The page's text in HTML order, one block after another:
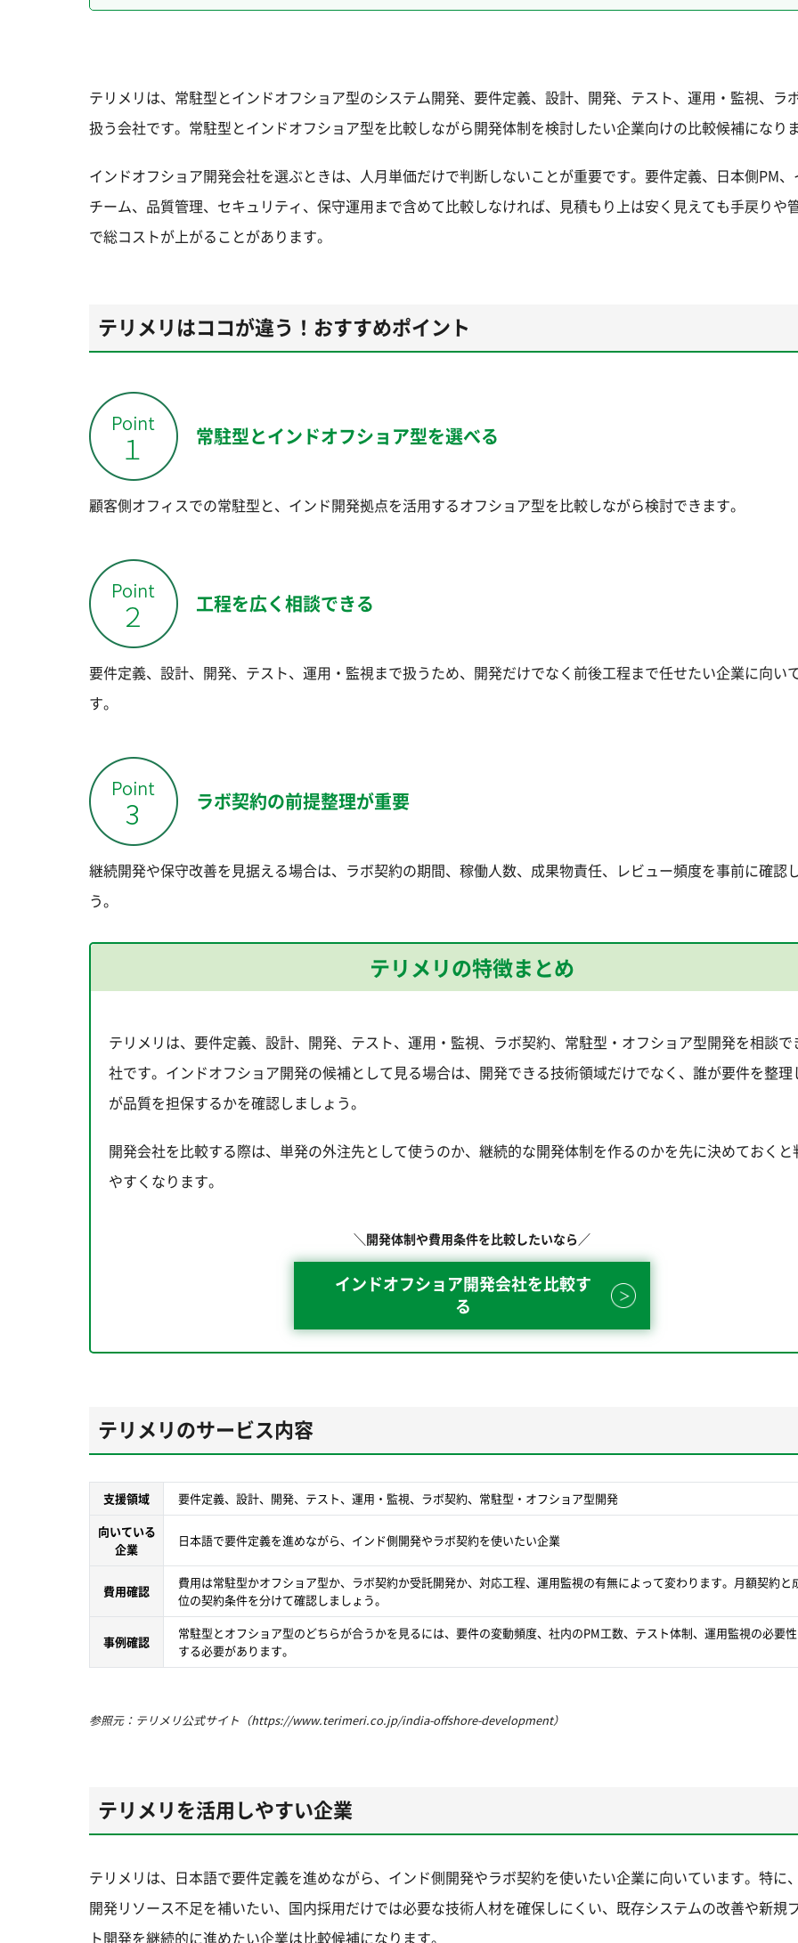
テリメリは、常駐型とインドオフショア型のシステム開発、要件定義、設計、開発、テスト、運用・監視、ラ
扱う会社です。常駐型とインドオフショア型を比較しながら開発体制を検討したい企業向けの比較候補になり
インドオフショア開発会社を選ぶときは、人月単価だけで判断しないことが重要です。要件定義、日本側PM
チーム、品質管理、セキュリティ、保守運用まで含めて比較しなければ、見積もり上は安く見えても手戻りや
で総コストが上がることがあります。
テリメリはココが違う！おすすめポイント
常駐型とインドオフショア型を選べる
顧客側オフィスでの常駐型と、インド開発拠点を活用するオフショア型を比較しながら検討できます。
工程を広く相談できる
要件定義、設計、開発、テスト、運用・監視まで扱うため、開発だけでなく前後工程まで任せたい企業に向い
す。
ラボ契約の前提整理が重要
継続開発や保守改善を見据える場合は、ラボ契約の期間、稼働人数、成果物責任、レビュー頻度を事前に確認
う。
テリメリの特徴まとめ
テリメリは、要件定義、設計、開発、テスト、運用・監視、ラボ契約、常駐型・オフショア型開発を相談で
社です。インドオフショア開発の候補として見る場合は、開発できる技術領域だけでなく、誰が要件を整理
が品質を担保するかを確認しましょう。
開発会社を比較する際は、単発の外注先として使うのか、継続的な開発体制を作るのかを先に決めておくと
やすくなります。
＼開発体制や費用条件を比較したいなら／
インドオフショア開発会社を比較す
る
テリメリのサービス内容
支援領域
要件定義、設計、開発、テスト、運用・監視、ラボ契約、常駐型・オフショア型開発
向いている
企業
日本語で要件定義を進めながら、インド側開発やラボ契約を使いたい企業
費用確認
費用は常駐型かオフショア型か、ラボ契約か受託開発か、対応工程、運用監視の有無によって変わります。月額契約と
位の契約条件を分けて確認しましょう。
事例確認
常駐型とオフショア型のどちらが合うかを見るには、要件の変動頻度、社内のPM工数、テスト体制、運用監視の必要
する必要があります。
参照元：テリメリ公式サイト（https://www.terimeri.co.jp/india-offshore-development）
テリメリを活用しやすい企業
テリメリは、日本語で要件定義を進めながら、インド側開発やラボ契約を使いたい企業に向いています。特に
開発リソース不足を補いたい、国内採用だけでは必要な技術人材を確保しにくい、既存システムの改善や新規
ト開発を継続的に進めたい企業は比較候補になります。